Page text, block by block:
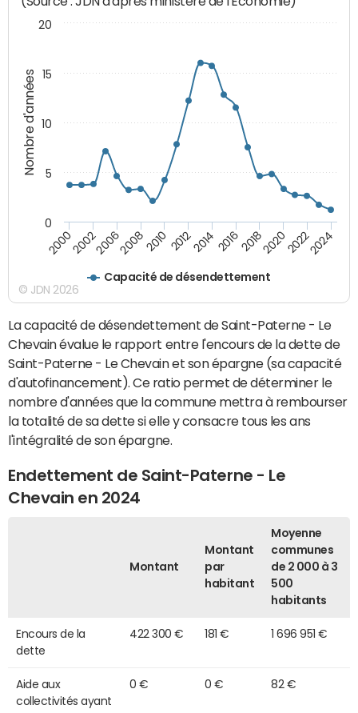
Nombre d'années
Capacité de désendettement
20002002200620082010 2012201420162018202020222024
0
5
10
15
20
© JDN 2026
La capacité de désendettement de Saint-Paterne - Le
Chevain évalue le rapport entre l'encours de la dette de
Saint-Paterne - Le Chevain et son épargne (sa capacité
d'autofinancement). Ce ratio permet de déterminer le
nombre d'années que la commune mettra à rembourser
la totalité de sa dette si elle y consacre tous les ans
l'intégralité de son épargne.
Endettement de Saint-Paterne - Le
Chevain en 2024
Montant
Montant
par
habitant
Moyenne
communes
de 2 000 à 3
500
habitants
Encours de la
dette
422 300 € 181 € 1 696 951 €
Aide aux
collectivités ayant
0 € 0 € 82 €